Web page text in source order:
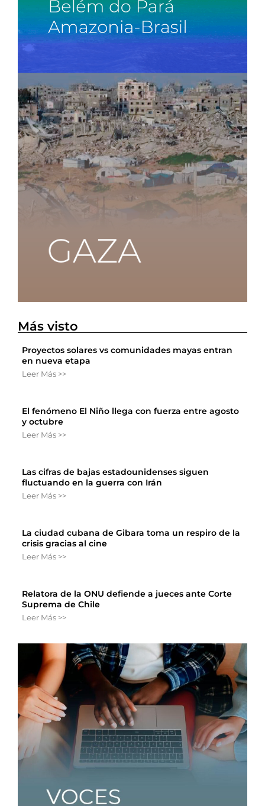
Más visto
Proyectos solares vs comunidades mayas entran
en nueva etapa
Leer Más >>
El fenómeno El Niño llega con fuerza entre agosto
y octubre
Leer Más >>
Las cifras de bajas estadounidenses siguen
fluctuando en la guerra con Irán
Leer Más >>
La ciudad cubana de Gibara toma un respiro de la
crisis gracias al cine
Leer Más >>
Relatora de la ONU defiende a jueces ante Corte
Suprema de Chile
Leer Más >>